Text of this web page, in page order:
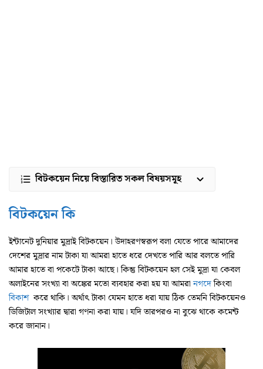
বিটকয়েন নিয়ে বিস্তারিত সকল বিষয়সমূহ
বিটকয়েন কি
ইন্টানেট দুনিয়ার মুদ্রাই বিটকয়েন। উদাহরণস্বরূপ বলা যেতে পারে আমাদের
দেশের মুদ্রার নাম টাকা যা আমরা হাতে ধরে দেখতে পারি আর বলতে পারি
আমার হাতে বা পকেটে টাকা আছে। কিন্তু বিটকয়েন হল সেই মুদ্রা যা কেবল
অলাইনের সংখ্যা বা অঙ্কের মতো ব্যবহার করা হয় যা আমরানগদেকিংবা
বিকাশকরে থাকি। অর্থাৎ টাকা যেমন হাতে ধরা যায় ঠিক তেমনি বিটকয়েনও
ডিজিটাল সংখ্যার দ্বারা গণনা করা যায়। যদি তারপরও না বুঝে থাকে কমেন্ট
করে জানান।